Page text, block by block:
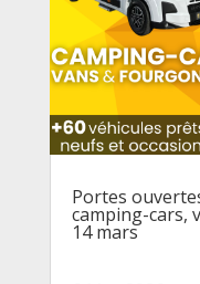
Portes
camping-cars,
14 mars